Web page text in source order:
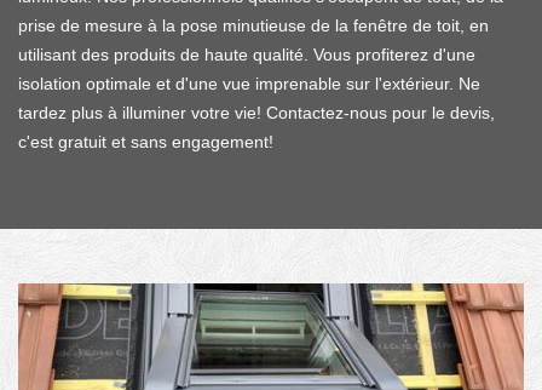
prise de mesure à la pose minutieuse de la fenêtre de toit, en
utilisant des produits de haute qualité. Vous profiterez d'une
isolation optimale et d'une vue imprenable sur l'extérieur. Ne
tardez plus à illuminer votre vie! Contactez-nous pour le devis,
c'est gratuit et sans engagement!